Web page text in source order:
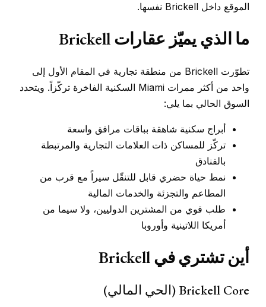
الموقع داخل Brickell نفسها.
ما الذي يميّز عقارات Brickell
تطوّرت Brickell من منطقة تجارية في المقام الأول إلى
واحد من أكثر ممرات Miami السكنية الفاخرة تركّزاً. ويتحدد
السوق الحالي بما يلي:
أبراج سكنية شاهقة بباقات مرافق واسعة
تركّز للمساكن ذات العلامات التجارية والمرتبطة
بالفنادق
نمط حياة حضري قابل للتنقّل سيراً مع قرب من
المطاعم والتجزئة والخدمات المالية
طلب قوي من المشترين الدوليين، ولا سيما من
أمريكا اللاتينية وأوروبا
أين تشتري في Brickell
Brickell Core (الحي المالي)